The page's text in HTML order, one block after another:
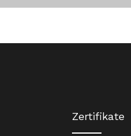
Zertifikate